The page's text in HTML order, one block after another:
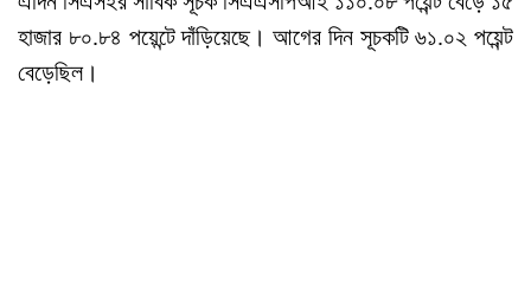
হাজার ৮০.৮৪ পয়েন্টে দাঁড়িয়েছে। আগের দিন সূচকটি ৬১.০২ পয়েন্ট
বেড়েছিল।